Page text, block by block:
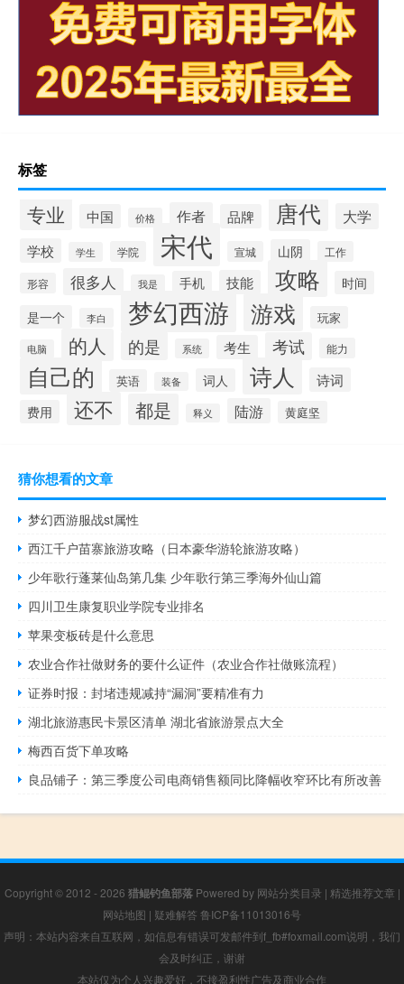
标签
专业 中国 价格 作者 品牌 唐代 大学
学校 学生 学院 宋代 宣城 山阴 工作
形容 很多人 我是 手机 技能 攻略
时间
是一个
李白 梦幻西游 游戏 玩家
电脑 的人 的是 系统 考生 考试 能力
自己的 英语 装备 词人 诗人 诗词
费用 还不 都是 释义 陆游 黄庭坚
猜你想看的文章
梦幻西游服战st属性
西江千户苗寨旅游攻略（日本豪华游轮旅游攻略）
少年歌行蓬莱仙岛第几集 少年歌行第三季海外仙山篇
四川卫生康复职业学院专业排名
苹果变板砖是什么意思
农业合作社做财务的要什么证件（农业合作社做账流程）
证券时报：封堵违规减持“漏洞”要精准有力
湖北旅游惠民卡景区清单 湖北省旅游景点大全
梅西百货下单攻略
良品铺子：第三季度公司电商销售额同比降幅收窄环比有所改善
Copyright © 2012 - 2026 猎鲲钓鱼部落Powered by 网站分类目录 | 精选推荐文章 |
网站地图 | 疑难解答 鲁ICP备11013016号
声明：本站内容来自互联网，如信息有错误可发邮件到f_fb#foxmail.com说明，我们
会及时纠正，谢谢
本站仅为个人兴趣爱好，不接盈利性广告及商业合作